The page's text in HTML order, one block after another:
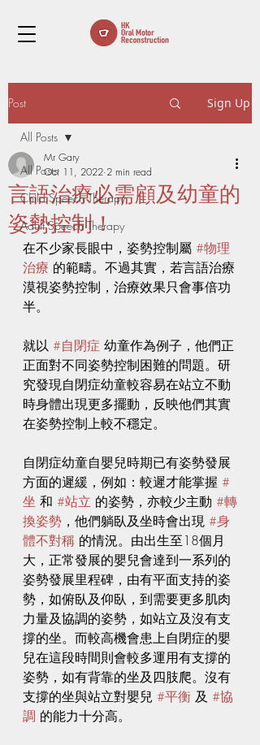
Post Sign Up
All Posts
Child Speech Therapy
Adult Speech Therapy
All Posts
言語治療必需顧及幼童的
姿勢控制！
Mr Gary
Oct 11, 2022 2 min read
在不少家長眼中，姿勢控制屬 #物理
治療 的範疇。不過其實，若言語治療
漠視姿勢控制，治療效果只會事倍功
半。
就以 #自閉症 幼童作為例子，他們正
正面對不同姿勢控制困難的問題。研
究發現自閉症幼童較容易在站立不動
時身體出現更多擺動，反映他們其實
在姿勢控制上較不穩定。
自閉症幼童自嬰兒時期已有姿勢發展
方面的遲緩，例如：較遲才能掌握 #
坐 和 #站立 的姿勢，亦較少主動 #轉
換姿勢 ，他們躺臥及坐時會出現 #身
體不對稱 的情況。由出生至18個月
大，正常發展的嬰兒會達到一系列的
姿勢發展里程碑，由有平面支持的姿
勢，如俯臥及仰臥，到需要更多肌肉
力量及協調的姿勢，如站立及沒有支
撐的坐。而較高機會患上自閉症的嬰
兒在這段時間則會較多運用有支撐的
姿勢，如有背靠的坐及四肢爬。沒有
支撐的坐與站立對嬰兒 #平衡 及 #協
調 的能力十分高。